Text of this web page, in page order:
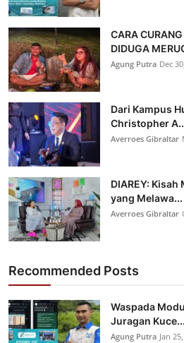
CARA
DIDUGA
Agung Putra Dec
Dari Kampus
Christopher
Averroes Gibraltar
DIAREY:
yang Melawa...
Averroes Gibraltar
Recommended Posts
Waspada
Juragan Kuce...
Agung Putra Jan